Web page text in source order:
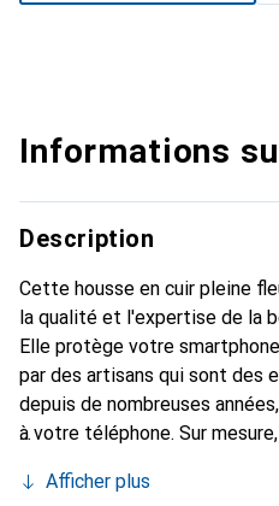
Informations
Description
Cette housse en cuir pleine
la qualité et l'expertise de la
Elle protège votre
par des artisans qui sont des
depuis de nombreuses
à votre téléphone. Sur
l'accessoire chic et
Afficher plus